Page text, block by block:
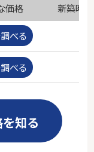
価格 新築時
べる
べる
知る